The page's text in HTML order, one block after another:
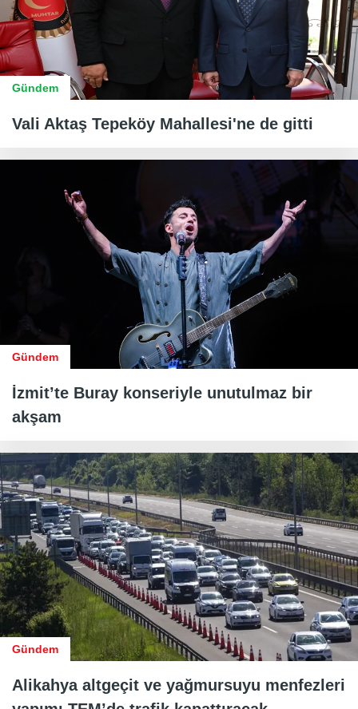
Gündem
Vali Aktaş Tepeköy Mahallesi'ne de gitti
Gündem
İzmit’te Buray konseriyle unutulmaz bir
akşam
Gündem
Alikahya altgeçit ve yağmursuyu menfezleri